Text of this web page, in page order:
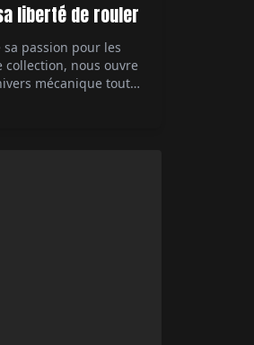
liberté de rouler
passion pour les
collection, nous ouvre
mécanique tout